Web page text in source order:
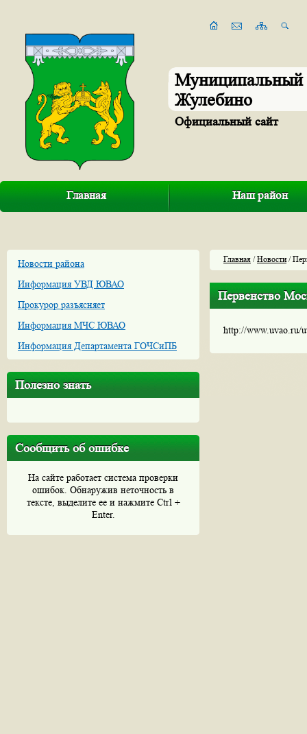
Муниципальный
Жулебино
Официальный сайт
Главная Наш район
Новости района
Информация УВД ЮВАО
Прокурор разъясняет
Информация МЧС ЮВАО
Информация Департамента ГОЧСиПБ
Полезно знать
Сообщить об ошибке
На сайте работает система проверки
ошибок. Обнаружив неточность в
тексте, выделите ее и нажмите Ctrl +
Enter.
Главная /Новости/
Первенство
http://www.uvao.ru/